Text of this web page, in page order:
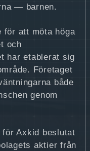
— barnen.
för att möta höga
och
har etablerat sig
Företaget
både
genom
för Axkid beslutat
aktier från